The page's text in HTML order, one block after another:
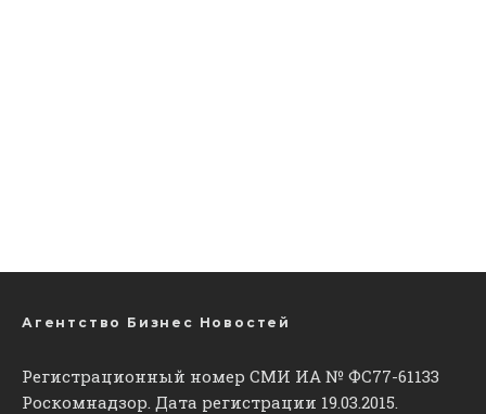
Агентство Бизнес Новостей
Регистрационный номер СМИ ИА № ФС77-61133
Роскомнадзор. Дата регистрации 19.03.2015.